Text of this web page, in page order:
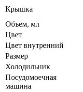
Крышка
Объем, мл
Цвет
Цвет внутренний
Размер
Холодильник
Посудомоечная
машина